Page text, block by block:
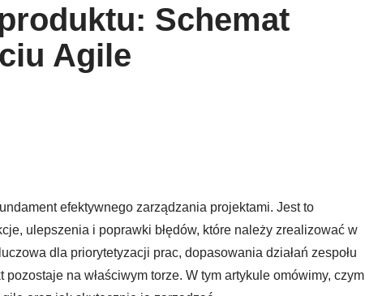
Schemat
Agile
efektywnego zarządzania projektami. Jest to
ulepszenia i poprawki błędów, które należy zrealizować w
dla priorytetyzacji prac, dopasowania działań zespołu
na właściwym torze. W tym artykule omówimy, czym